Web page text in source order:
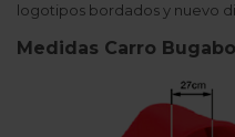
logotipos bordados y nuevo
Medidas Carro